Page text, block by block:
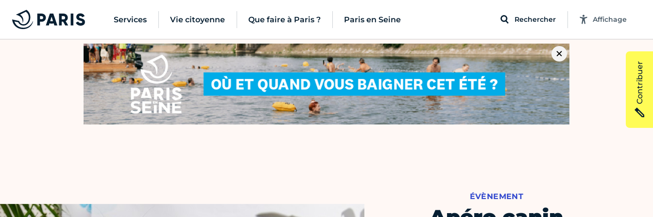
Services Vie citoyenne Que faire à Paris ? Paris en Seine Rechercher Affichage
ÉVÈNEMENT
Contribuer